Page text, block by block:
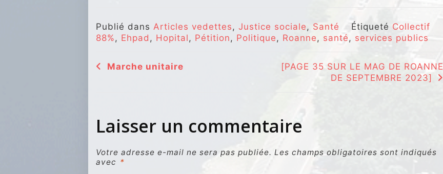
Publié dans Articles vedettes , Justice sociale, Santé Étiqueté Collectif
88% , Ehpad , Hopital , Pétition , Politique , Roanne , santé, services publics
Navigation
Marche unitaire
[PAGE 35 SUR LE MAG DE ROANNE
DE SEPTEMBRE 2023]
Laisser un commentaire
Votre adresse e-mail ne sera pas publiée. Les champs obligatoires sont indiqués
avec *